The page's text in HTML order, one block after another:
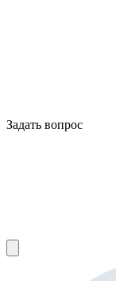
Задать вопрос